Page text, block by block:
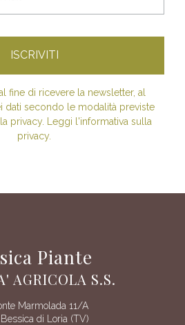
fine di ricevere la newsletter, al
dati secondo le modalità previste
privacy. Leggi l'informativa sulla
privacy.
Piante
AGRICOLA S.S.
Marmolada 11/A
di Loria (TV)